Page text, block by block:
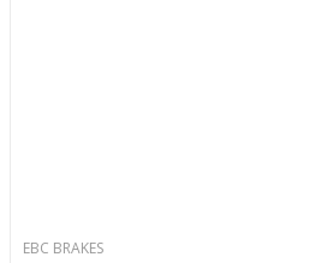
EBC BRAKES